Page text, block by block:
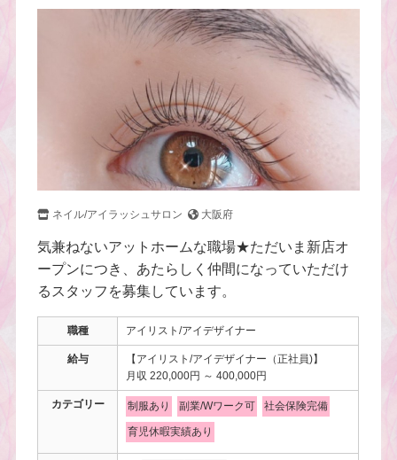
ネイル/アイラッシュサロン 大阪府
気兼ねないアットホームな職場★ただいま新店オ
ープンにつき、あたらしく仲間になっていただけ
るスタッフを募集しています。
職種 アイリスト/アイデザイナー
給与
【アイリスト/アイデザイナー（正社員)】
月収 220,000円 ～ 400,000円
カテゴリー 制服あり 副業/Wワーク可 社会保険完備
育児休暇実績あり